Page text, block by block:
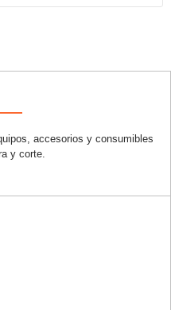
accesorios y consumibles
y corte.